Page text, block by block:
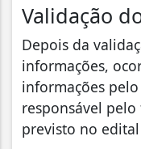
Validação
Depois da
informações,
informações
responsável
previsto no